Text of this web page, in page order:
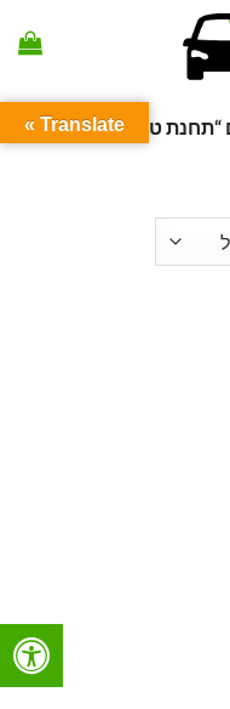
טעינה ניידת”
Translate »